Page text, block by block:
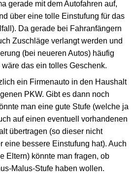
gerade mit dem Autofahren auf,
über eine tolle Einstufung für das
Da gerade bei Fahranfängern
Zuschläge verlangt werden und
(bei neueren Autos) häufig
das ein tolles Geschenk.
ein Firmenauto in den Haushalt
PKW. Gibt es dann noch
man eine gute Stufe (welche ja
auf einen eventuell vorhandenen
übertragen (so dieser nicht
eine bessere Einstufung hat). Auch
Eltern) könnte man fragen, ob
Malus-Stufe haben wollen.